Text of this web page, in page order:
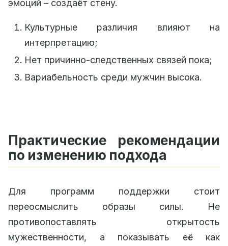
эмоций – создаёт стену.
Культурные различия влияют на
интерпретацию;
Нет причинно-следственных связей пока;
Вариабельность среди мужчин высока.
Практические рекомендации
по изменению подхода
Для программ поддержки стоит
переосмыслить образы силы. Не
противопоставлять открытость
мужественности, а показывать её как